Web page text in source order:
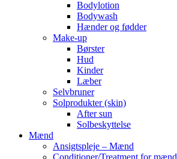
Bodylotion
Bodywash
Hænder og fødder
Make-up
Børster
Hud
Kinder
Læber
Selvbruner
Solprodukter (skin)
After sun
Solbeskyttelse
Mænd
Ansigtspleje – Mænd
Conditioner/Treatment for mænd